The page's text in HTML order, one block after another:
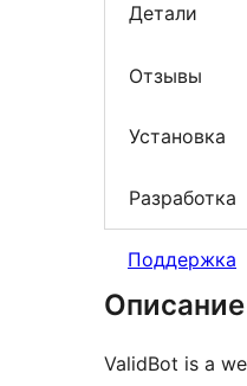
Детали
Отзывы
Установка
Разработка
Поддержка
Описание
ValidBot is a